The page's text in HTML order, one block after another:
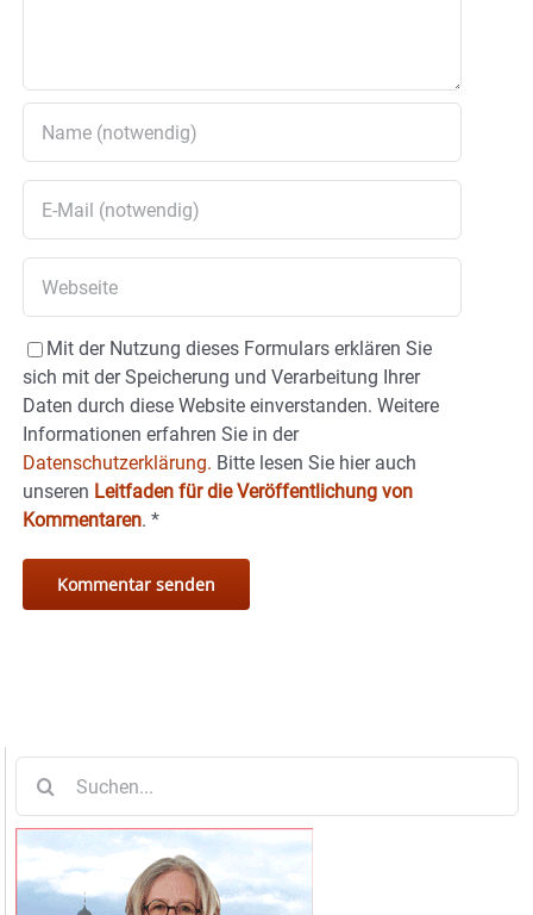
Mit der Nutzung dieses Formulars erklären Sie
sich mit der Speicherung und Verarbeitung Ihrer
Daten durch diese Website einverstanden. Weitere
Informationen erfahren Sie in der
Datenschutzerklärung. Bitte lesen Sie hier auch
unseren Leitfaden für die Veröffentlichung von
Kommentaren. *
nach: